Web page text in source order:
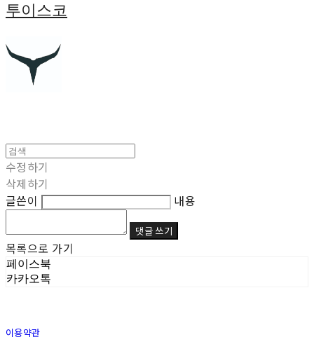
투이스코
수정하기
삭제하기
글쓴이
내용
댓글 쓰기
목록으로 가기
페이스북
카카오톡
이용약관